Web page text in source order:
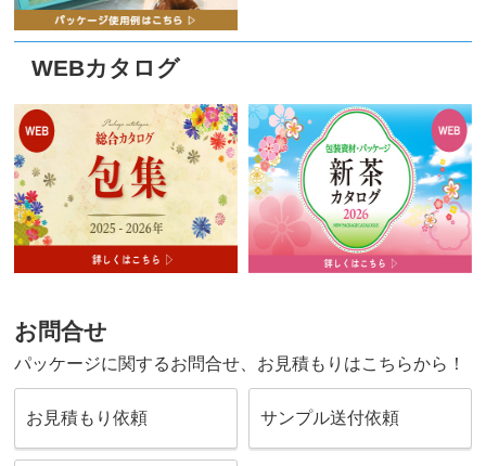
WEBカタログ
お問合せ
パッケージに関するお問合せ、お見積もりはこちらから！
お見積もり依頼 サンプル送付依頼